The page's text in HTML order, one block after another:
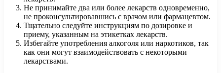
Не принимайте два или более лекарств одновременно,
не проконсультировавшись с врачом или фармацевтом.
Тщательно следуйте инструкциям по дозировке и
приему, указанным на этикетках лекарств.
Избегайте употребления алкоголя или наркотиков, так
как они могут взаимодействовать с некоторыми
лекарствами.